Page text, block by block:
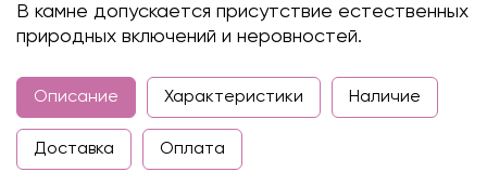
В камне допускается присутствие естественных
природных включений и неровностей.
Описание Характеристики Наличие
Доставка Оплата